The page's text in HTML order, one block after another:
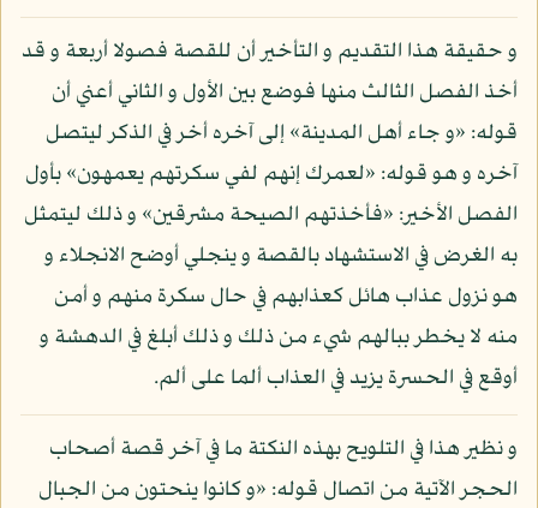
و حقيقة هذا التقديم و التأخير أن للقصة فصولا أربعة و قد
أخذ الفصل الثالث منها فوضع بين الأول و الثاني أعني أن
قوله: «و جاء أهل المدينة» إلى آخره أخر في الذكر ليتصل
آخره و هو قوله: «لعمرك إنهم لفي سكرتهم يعمهون» بأول
الفصل الأخير: «فأخذتهم الصيحة مشرقين» و ذلك ليتمثل
به الغرض في الاستشهاد بالقصة و ينجلي أوضح الانجلاء و
هو نزول عذاب هائل كعذابهم في حال سكرة منهم و أمن
منه لا يخطر ببالهم شيء من ذلك و ذلك أبلغ في الدهشة و
أوقع في الحسرة يزيد في العذاب ألما على ألم.
و نظير هذا في التلويح بهذه النكتة ما في آخر قصة أصحاب
الحجر الآتية من اتصال قوله: «و كانوا ينحتون من الجبال